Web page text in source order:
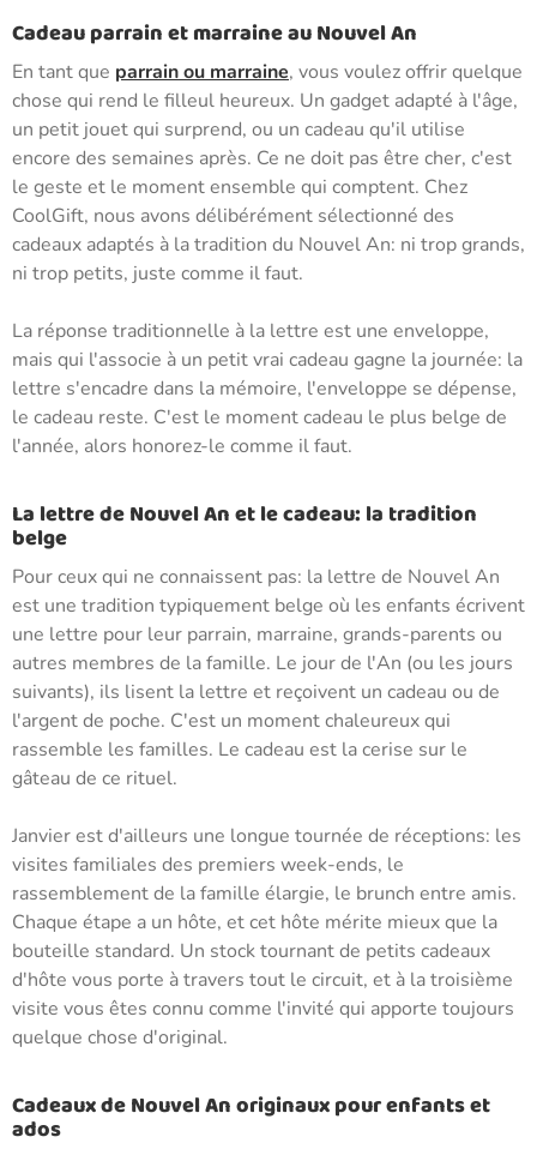
Cadeau parrain et marraine au Nouvel An
En tant que parrain ou marraine, vous voulez offrir quelque
chose qui rend le filleul heureux. Un gadget adapté à l'âge,
un petit jouet qui surprend, ou un cadeau qu'il utilise
encore des semaines après. Ce ne doit pas être cher, c'est
le geste et le moment ensemble qui comptent. Chez
CoolGift, nous avons délibérément sélectionné des
cadeaux adaptés à la tradition du Nouvel An: ni trop grands,
ni trop petits, juste comme il faut.
La réponse traditionnelle à la lettre est une enveloppe,
mais qui l'associe à un petit vrai cadeau gagne la journée: la
lettre s'encadre dans la mémoire, l'enveloppe se dépense,
le cadeau reste. C'est le moment cadeau le plus belge de
l'année, alors honorez-le comme il faut.
La lettre de Nouvel An et le cadeau: la tradition
belge
Pour ceux qui ne connaissent pas: la lettre de Nouvel An
est une tradition typiquement belge où les enfants écrivent
une lettre pour leur parrain, marraine, grands-parents ou
autres membres de la famille. Le jour de l'An (ou les jours
suivants), ils lisent la lettre et reçoivent un cadeau ou de
l'argent de poche. C'est un moment chaleureux qui
rassemble les familles. Le cadeau est la cerise sur le
gâteau de ce rituel.
Janvier est d'ailleurs une longue tournée de réceptions: les
visites familiales des premiers week-ends, le
rassemblement de la famille élargie, le brunch entre amis.
Chaque étape a un hôte, et cet hôte mérite mieux que la
bouteille standard. Un stock tournant de petits cadeaux
d'hôte vous porte à travers tout le circuit, et à la troisième
visite vous êtes connu comme l'invité qui apporte toujours
quelque chose d'original.
Cadeaux de Nouvel An originaux pour enfants et
ados